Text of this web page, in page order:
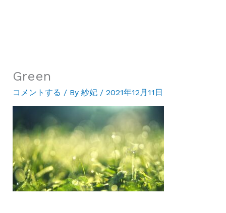
Green
コメントする / By 紗妃 / 2021年12月11日